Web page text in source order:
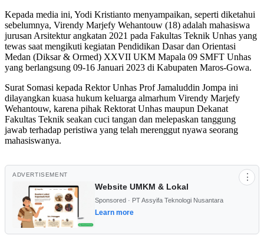
Kepada media ini, Yodi Kristianto menyampaikan, seperti diketahui
sebelumnya, Virendy Marjefy Wehantouw (18) adalah mahasiswa
jurusan Arsitektur angkatan 2021 pada Fakultas Teknik Unhas yang
tewas saat mengikuti kegiatan Pendidikan Dasar dan Orientasi
Medan (Diksar & Ormed) XXVII UKM Mapala 09 SMFT Unhas
yang berlangsung 09-16 Januari 2023 di Kabupaten Maros-Gowa.
Surat Somasi kepada Rektor Unhas Prof Jamaluddin Jompa ini
dilayangkan kuasa hukum keluarga almarhum Virendy Marjefy
Wehantouw, karena pihak Rektorat Unhas maupun Dekanat
Fakultas Teknik seakan cuci tangan dan melepaskan tanggung
jawab terhadap peristiwa yang telah merenggut nyawa seorang
mahasiswanya.
ADVERTISEMENT ⋮
Website UMKM & Lokal
Sponsored · PT Assyifa Teknologi Nusantara
Learn more